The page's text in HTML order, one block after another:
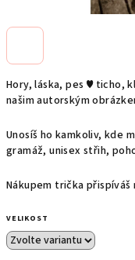
Hory, láska, pes ♥️ ticho,
našim autorským
Unosíš ho kamkoliv, kde
gramáž, unisex střih,
Nákupem trička přispíváš
VELIKOST